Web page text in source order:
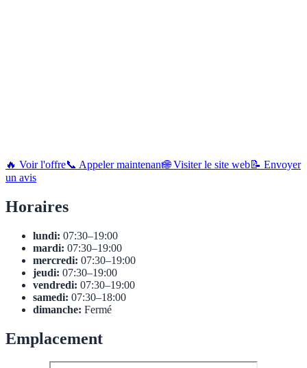
🔥 Voir l'offre📞 Appeler maintenant🌐 Visiter le site web📝 Envoyer
un avis
Horaires
lundi: 07:30–19:00
mardi: 07:30–19:00
mercredi: 07:30–19:00
jeudi: 07:30–19:00
vendredi: 07:30–19:00
samedi: 07:30–18:00
dimanche: Fermé
Emplacement